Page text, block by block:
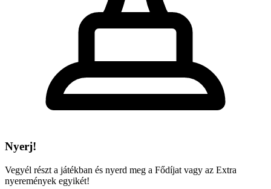
Nyerj!
Vegyél részt a játékban és nyerd meg a Fődíjat vagy az Extra
nyeremények egyikét!